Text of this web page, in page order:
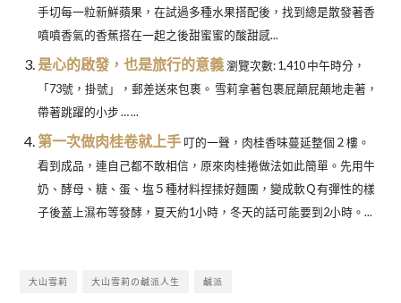
手切每一粒新鮮蘋果，在試過多種水果搭配後，找到總是散發著香
噴噴香氣的香蕉搭在一起之後甜蜜蜜的酸甜感...
是心的啟發，也是旅行的意義瀏覽次數: 1,410 中午時分，
「73號，掛號」，郵差送來包裹。 雪莉拿著包裹屁顛屁顛地走著，
帶著跳躍的小步 … ...
第一次做肉桂卷就上手 叮的一聲，肉桂香味蔓延整個２樓。
看到成品，連自己都不敢相信，原來肉桂捲做法如此簡單。先用牛
奶、酵母、糖、蛋、塩５種材料捏揉好麵團，變成軟Ｑ有彈性的樣
子後蓋上濕布等發酵，夏天約1小時，冬天的話可能要到2小時。...
大山雪莉 大山雪莉の鹹派人生 鹹派